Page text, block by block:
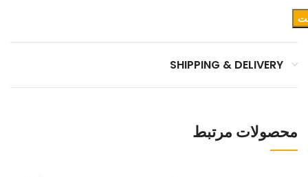
SHIPPING & DELIVERY
محصولات مرتبط